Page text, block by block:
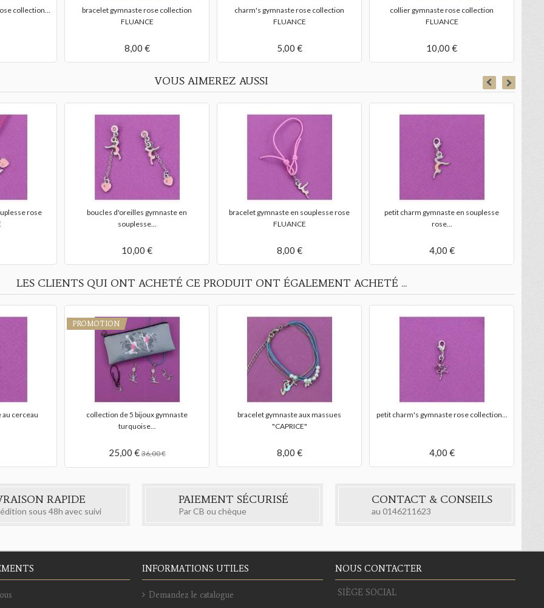
collection...
bracelet gymnaste rose collection
FLUANCE
8,00 €
charm's gymnaste rose collection
FLUANCE
5,00 €
collier gymnaste rose collection
FLUANCE
10,00 €
VOUS AIMEREZ AUSSI
rose
boucles d'oreilles gymnaste en
souplesse...
10,00 €
bracelet gymnaste en souplesse rose
FLUANCE
8,00 €
petit charm gymnaste en souplesse
rose...
4,00 €
LES CLIENTS QUI ONT ACHETÉ CE PRODUIT ONT ÉGALEMENT ACHETÉ ...
cerceau
PROMOTION
collection de 5 bijoux gymnaste
turquoise...
25,00 €36,00 €
bracelet gymnaste aux massues
"CAPRICE"
8,00 €
petit charm's gymnaste rose collection...
4,00 €
RAPIDE
sous 48h avec suivi
PAIEMENT SÉCURISÉ
Par CB ou chèque
CONTACT & CONSEILS
au 0146211623
INFORMATIONS UTILES
Demandez le catalogue
NOUS CONTACTER
SIÈGE SOCIAL